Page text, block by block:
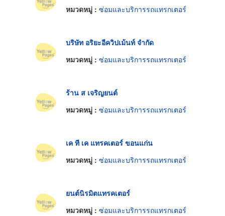
หมวดหมู่ : ซ่อมและบริการรถแทรกเตอร์
บริษัท อริยะอีควิปเม้นท์ จำกัด
หมวดหมู่ : ซ่อมและบริการรถแทรกเตอร์
ร้าน ส เจริญยนต์
หมวดหมู่ : ซ่อมและบริการรถแทรกเตอร์
เค ที เค แทรคเตอร์ ขอนแก่น
หมวดหมู่ : ซ่อมและบริการรถแทรกเตอร์
ยนต์นิรมิตแทรคเตอร์
หมวดหมู่ : ซ่อมและบริการรถแทรกเตอร์